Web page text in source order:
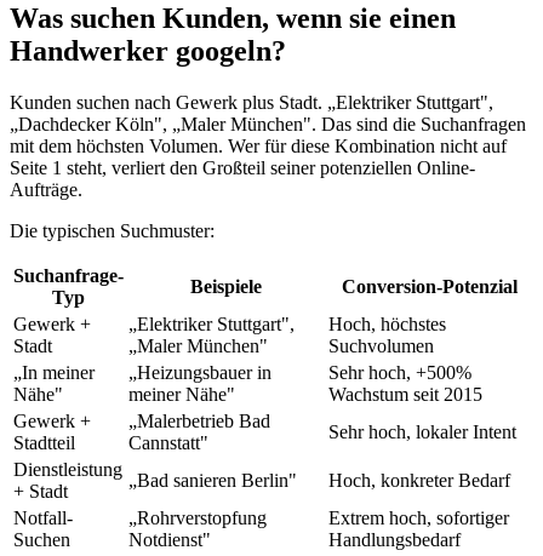
Was suchen Kunden, wenn sie einen
Handwerker googeln?
Kunden suchen nach Gewerk plus Stadt. „Elektriker Stuttgart",
„Dachdecker Köln", „Maler München". Das sind die Suchanfragen
mit dem höchsten Volumen. Wer für diese Kombination nicht auf
Seite 1 steht, verliert den Großteil seiner potenziellen Online-
Aufträge.
Die typischen Suchmuster:
Suchanfrage-
Typ
Beispiele
Conversion-Potenzial
Gewerk +
Stadt
„Elektriker Stuttgart",
„Maler München"
Hoch, höchstes
Suchvolumen
„In meiner
Nähe"
„Heizungsbauer in
meiner Nähe"
Sehr hoch, +500%
Wachstum seit 2015
Gewerk +
Stadtteil
„Malerbetrieb Bad
Cannstatt"
Sehr hoch, lokaler Intent
Dienstleistung
+ Stadt
„Bad sanieren Berlin"
Hoch, konkreter Bedarf
Notfall-
Suchen
„Rohrverstopfung
Notdienst"
Extrem hoch, sofortiger
Handlungsbedarf